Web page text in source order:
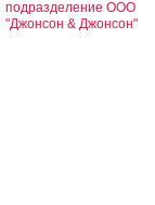
подразделение ООО
"Джонсон & Джонсон"